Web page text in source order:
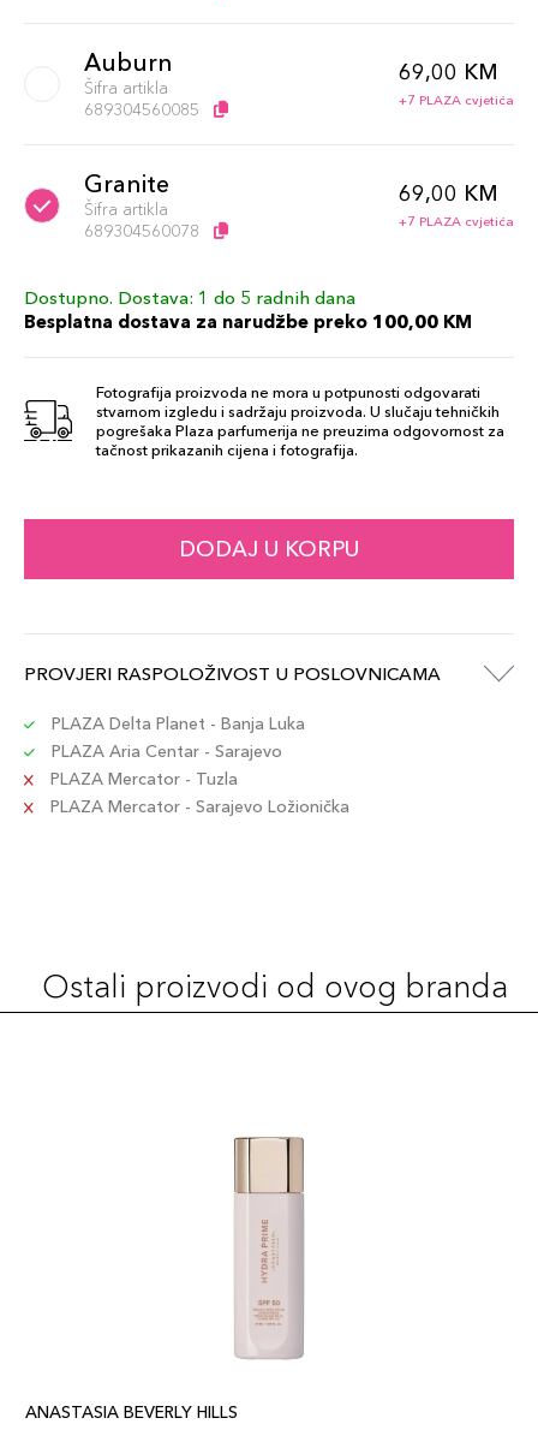
Auburn
Šifra artikla
689304560085
69,00 KM
+7 PLAZA cvjetića
Granite
Šifra artikla
689304560078
69,00 KM
+7 PLAZA cvjetića
Chocolate
Šifra artikla
69,00 KM
Ash Brown
Šifra artikla
69,00 KM
Dark Brown
689304055147
69,00 KM
Soft Brown
Šifra artikla
Dostupno. Dostava: 1 do 5 radnih dana
Besplatna dostava za narudžbe preko 100,00 KM
Fotografija proizvoda ne mora u potpunosti odgovarati
stvarnom izgledu i sadržaju proizvoda. U slučaju tehničkih
pogrešaka Plaza parfumerija ne preuzima odgovornost za
tačnost prikazanih cijena i fotografija.
DODAJ U KORPU
PROVJERI RASPOLOŽIVOST U POSLOVNICAMA
PLAZA Delta Planet - Banja Luka
PLAZA Aria Centar - Sarajevo
PLAZA Mercator - Tuzla
PLAZA Mercator - Sarajevo Ložionička
Ostali proizvodi od ovog branda
ANASTASIA BEVERLY HILLS